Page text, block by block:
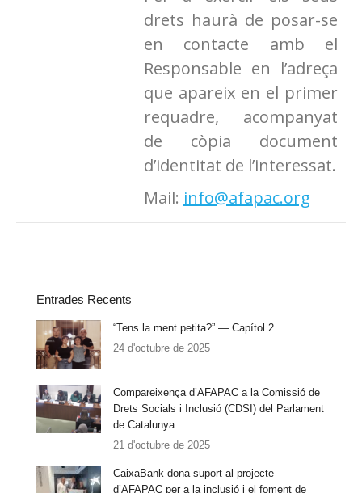
drets haurà de posar-se
en contacte amb el
Responsable en l’adreça
que apareix en el primer
requadre, acompanyat
de còpia document
d’identitat de l’interessat.
Mail: info@afapac.org
Entrades Recents
“Tens la ment petita?” — Capítol 2
24 d'octubre de 2025
Compareixença d’AFAPAC a la Comissió de
Drets Socials i Inclusió (CDSI) del Parlament
de Catalunya
21 d'octubre de 2025
CaixaBank dona suport al projecte
d’AFAPAC per a la inclusió i el foment de